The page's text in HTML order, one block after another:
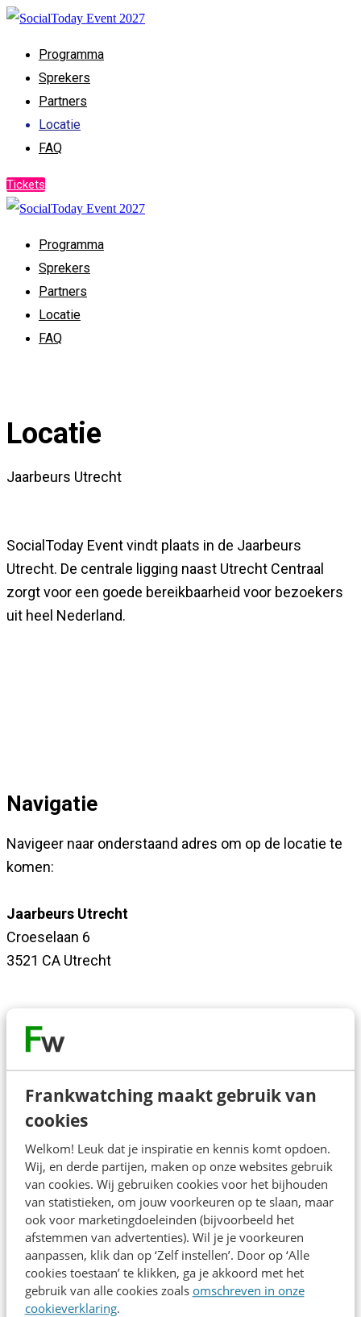
Frankwatching maakt gebruik van
cookies
Welkom! Leuk dat je inspiratie en kennis komt opdoen.
Wij, en derde partijen, maken op onze websites gebruik
van cookies. Wij gebruiken cookies voor het bijhouden
van statistieken, om jouw voorkeuren op te slaan, maar
ook voor marketingdoeleinden (bijvoorbeeld het
afstemmen van advertenties). Wil je je voorkeuren
aanpassen, klik dan op ‘Zelf instellen’. Door op ‘Alle
cookies toestaan’ te klikken, ga je akkoord met het
gebruik van alle cookies zoals omschreven in onze
cookieverklaring.
Programma
Sprekers
Partners
Locatie
FAQ
Tickets
Programma
Sprekers
Partners
Locatie
FAQ
Locatie
Jaarbeurs Utrecht
SocialToday Event vindt plaats in de Jaarbeurs
Utrecht. De centrale ligging naast Utrecht Centraal
zorgt voor een goede bereikbaarheid voor bezoekers
uit heel Nederland.
Navigatie
Navigeer naar onderstaand adres om op de locatie te
komen:
Jaarbeurs Utrecht
Croeselaan 6
3521 CA Utrecht
Bereikbaarheid openbaar vervoer
Jaarbeurs is gemakkelijk te bereiken met het ov. Vanaf
Utrecht Centraal loop je via Entree Oost het
hallencomplex binnen. Neem de roltrap naar de 2e
etage. In deze videowijzen we je de weg.